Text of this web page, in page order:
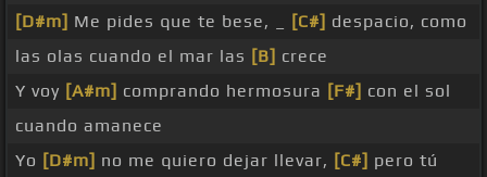
[D#m] Me pides que te bese, _ [C#] despacio, como
las olas cuando el mar las [B] crece
Y voy [A#m] comprando hermosura [F#] con el sol
cuando amanece
Yo [D#m] no me quiero dejar llevar, [C#] pero tú